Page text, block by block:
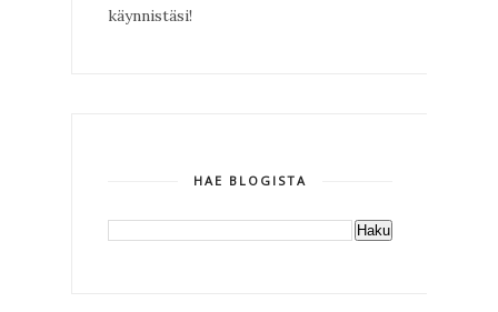
käynnistäsi!
HAE BLOGISTA